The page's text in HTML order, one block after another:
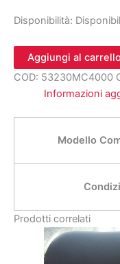
Disponibilità:
triangolo
sterzo
quantità
Aggiungi al carrello
COD: 53230MC4000
Informazioni
Modello
Prodotti correlati